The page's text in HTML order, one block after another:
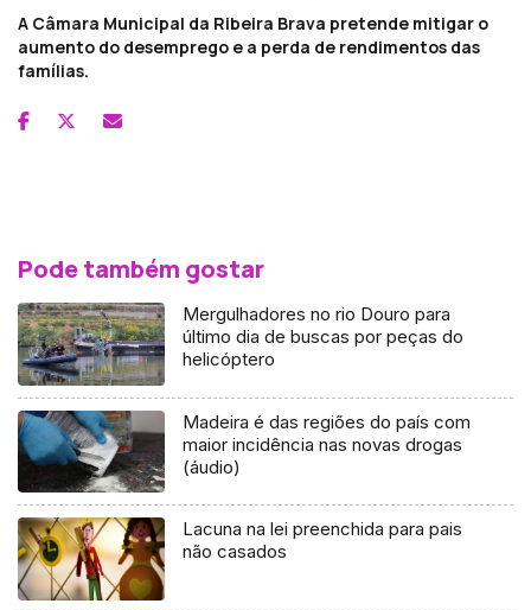
A Câmara Municipal da Ribeira Brava pretende mitigar o
aumento do desemprego e a perda de rendimentos das
famílias.
Pode também gostar
Mergulhadores no rio Douro para
último dia de buscas por peças do
helicóptero
Madeira é das regiões do país com
maior incidência nas novas drogas
(áudio)
Lacuna na lei preenchida para pais
não casados